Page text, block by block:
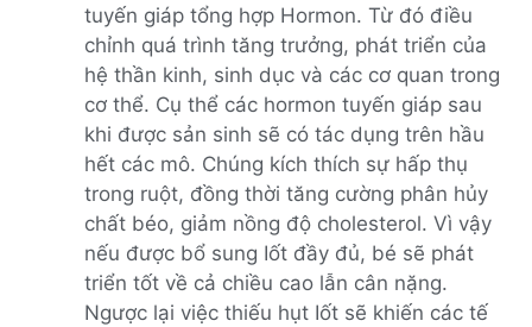
tuyến giáp tổng hợp Hormon. Từ đó điều
chỉnh quá trình tăng trưởng, phát triển của
hệ thần kinh, sinh dục và các cơ quan trong
cơ thể. Cụ thể các hormon tuyến giáp sau
khi được sản sinh sẽ có tác dụng trên hầu
hết các mô. Chúng kích thích sự hấp thụ
trong ruột, đồng thời tăng cường phân hủy
chất béo, giảm nồng độ cholesterol. Vì vậy
nếu được bổ sung Iốt đầy đủ, bé sẽ phát
triển tốt về cả chiều cao lẫn cân nặng.
Ngược lại việc thiếu hụt Iốt sẽ khiến các tế